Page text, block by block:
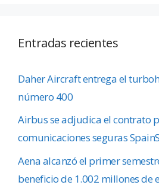
Entradas recientes
Daher Aircraft entrega el
número 400
Airbus se adjudica el contrato
comunicaciones seguras
Aena alcanzó el primer
beneficio de 1.002 millones de